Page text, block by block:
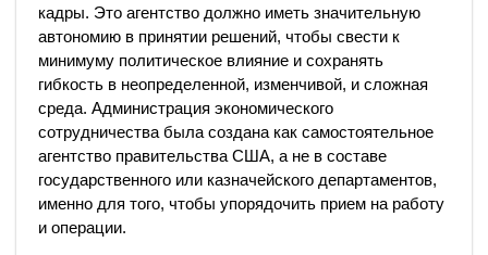
кадры. Это агентство должно иметь значительную
автономию в принятии решений, чтобы свести к
минимуму политическое влияние и сохранять
гибкость в неопределенной, изменчивой, и сложная
среда. Администрация экономического
сотрудничества была создана как самостоятельное
агентство правительства США, а не в составе
государственного или казначейского департаментов,
именно для того, чтобы упорядочить прием на работу
и операции.